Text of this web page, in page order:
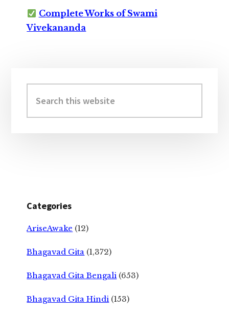
Complete Works of Swami
Vivekananda
Sidebar
this
website
Categories
AriseAwake (12)
Bhagavad Gita (1,372)
Bhagavad Gita Bengali (653)
Bhagavad Gita Hindi (153)